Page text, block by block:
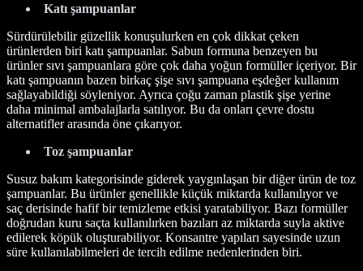
Katı şampuanlar
Sürdürülebilir güzellik konuşulurken en çok dikkat çeken
ürünlerden biri katı şampuanlar. Sabun formuna benzeyen bu
ürünler sıvı şampuanlara göre çok daha yoğun formüller içeriyor. Bir
katı şampuanın bazen birkaç şişe sıvı şampuana eşdeğer kullanım
sağlayabildiği söyleniyor. Ayrıca çoğu zaman plastik şişe yerine
daha minimal ambalajlarla satılıyor. Bu da onları çevre dostu
alternatifler arasında öne çıkarıyor.
Toz şampuanlar
Susuz bakım kategorisinde giderek yaygınlaşan bir diğer ürün de toz
şampuanlar. Bu ürünler genellikle küçük miktarda kullanılıyor ve
saç derisinde hafif bir temizleme etkisi yaratabiliyor. Bazı formüller
doğrudan kuru saçta kullanılırken bazıları az miktarda suyla aktive
edilerek köpük oluşturabiliyor. Konsantre yapıları sayesinde uzun
süre kullanılabilmeleri de tercih edilme nedenlerinden biri.